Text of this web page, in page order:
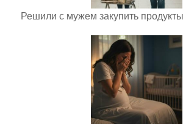
Решили с мужем закупить